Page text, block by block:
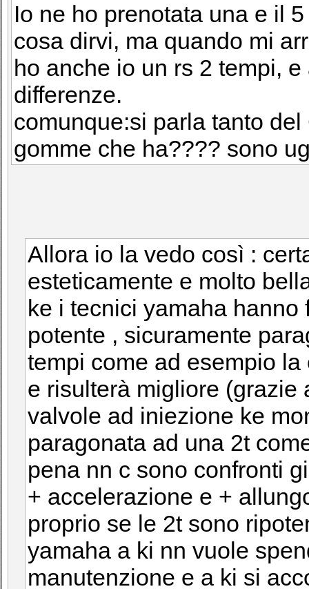
Io ne ho prenotata una e il
cosa dirvi, ma quando mi
ho anche io un rs 2 tempi,
differenze.
comunque:si parla tanto
gomme che ha???? sono
Allora io la vedo così :
esteticamente e molto
ke i tecnici yamaha
potente , sicuramente
tempi come ad esempio
e risulterà migliore (grazie
valvole ad iniezione ke
paragonata ad una 2t
pena nn c sono confronti
+ accelerazione e +
proprio se le 2t sono
yamaha a ki nn vuole
manutenzione e a ki si